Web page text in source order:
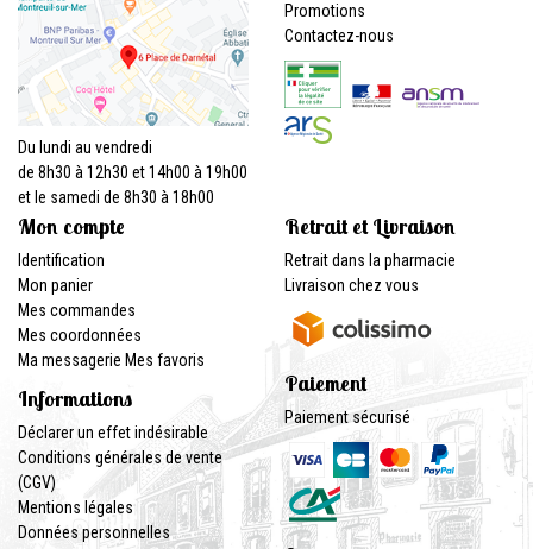
Du lundi au vendredi
de 8h30 à 12h30 et 14h00 à 19h00
et le samedi de 8h30 à 18h00
Promotions
Contactez-nous
Mon compte
Identification
Mon panier
Mes commandes
Mes coordonnées
Ma messagerie Mes favoris
Informations
Déclarer un effet indésirable
Conditions générales de vente
(CGV)
Mentions légales
Données personnelles
Retrait et Livraison
Retrait dans la pharmacie
Livraison chez vous
Paiement
Paiement sécurisé